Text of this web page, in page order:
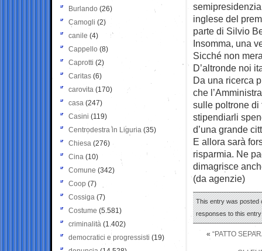
inglese del
parte di Silvio
Insomma, una
Sicché non
D’altronde noi
Da una ricerca
che
sulle poltrone di
stipendiarli
d’una grande
E allora sarà
risparmia. Ne
dimagrisce
(da agenzie)
This entry was posted
responses to this
« “PATTO
Burlando (26)
Camogli (2)
canile (4)
Cappello (8)
Caprotti (2)
Caritas (6)
carovita (170)
casa (247)
Casini (119)
Centrodestra in Liguria (35)
Chiesa (276)
Cina (10)
Comune (342)
Coop (7)
Cossiga (7)
Costume (5.581)
criminalità (1.402)
democratici e progressisti (19)